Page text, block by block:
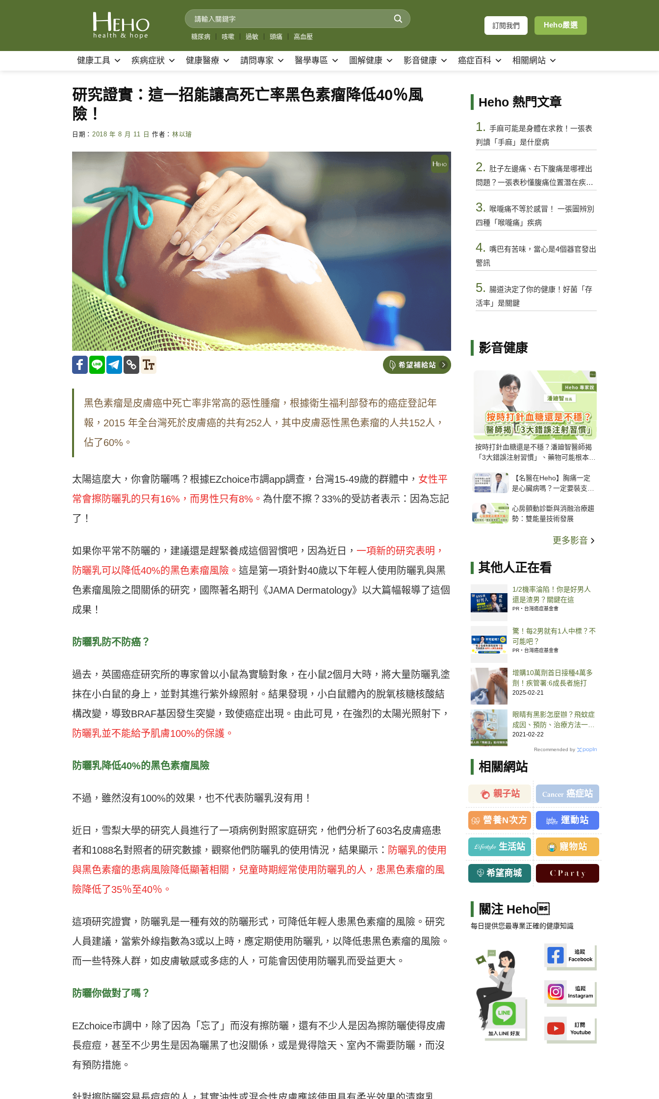
糖尿病 咳嗽 過敏 頭痛 高血壓
訂閱我們 Heho嚴選
健康工具 疾病症狀 健康醫療 請問專家 醫學專區 圖解健康 影音健康 癌症百科 相關網站
研究證實：這一招能讓高死亡率黑色素瘤降低40％風
險！
日期： 2018 年 8 月 11 日 作者： 林以璿
黑色素瘤是皮膚癌中死亡率非常高的惡性腫瘤，根據衛生福利部發布的癌症登記年
報，2015 年全台灣死於皮膚癌的共有252人，其中皮膚惡性黑色素瘤的人共152人，
佔了60%。
太陽這麼大，你會防曬嗎？根據EZchoice市調app調查，台灣15-49歲的群體中， 女性平
常會擦防曬乳的只有16%，而男性只有8%。 為什麼不擦？33%的受訪者表示：因為忘記
了！
如果你平常不防曬的，建議還是趕緊養成這個習慣吧，因為近日， 一項新的研究表明，
防曬乳可以降低40%的黑色素瘤風險。 這是第一項針對40歲以下年輕人使用防曬乳與黑
色素瘤風險之間關係的研究，國際著名期刊《JAMA Dermatology》以大篇幅報導了這個
成果！
防曬乳防不防癌？
過去，英國癌症研究所的專家曾以小鼠為實驗對象，在小鼠2個月大時，將大量防曬乳塗
抹在小白鼠的身上，並對其進行紫外線照射。結果發現，小白鼠體內的脫氧核糖核酸結
構改變，導致BRAF基因發生突變，致使癌症出現。由此可見，在強烈的太陽光照射下，
防曬乳並不能給予肌膚100%的保護。
防曬乳降低40%的黑色素瘤風險
不過，雖然沒有100%的效果，也不代表防曬乳沒有用！
近日，雪梨大學的研究人員進行了一項病例對照家庭研究，他們分析了603名皮膚癌患
者和1088名對照者的研究數據，觀察他們防曬乳的使用情況，結果顯示： 防曬乳的使用
與黑色素瘤的患病風險降低顯著相關，兒童時期經常使用防曬乳的人，患黑色素瘤的風
險降低了35％至40％。
這項研究證實，防曬乳是一種有效的防曬形式，可降低年輕人患黑色素瘤的風險。研究
人員建議，當紫外線指數為3或以上時，應定期使用防曬乳，以降低患黑色素瘤的風險。
而一些特殊人群，如皮膚敏感或多痣的人，可能會因使用防曬乳而受益更大。
防曬你做對了嗎？
EZchoice市調中，除了因為「忘了」而沒有擦防曬，還有不少人是因為擦防曬使得皮膚
長痘痘，甚至不少男生是因為曬黑了也沒關係，或是覺得陰天、室內不需要防曬，而沒
有預防措施。
Heho 熱門文章
1. 手麻可能是身體在求救！一張表
判讀「手麻」是什麼病
2. 肚子左邊痛、右下腹痛是哪裡出
問題？一張表秒懂腹痛位置潛在疾病
3.
喉嚨痛不等於感冒！ 一張圖辨別
四種「喉嚨痛」疾病
4. 嘴巴有苦味，當心是4個器官發出
警訊
5. 腸道決定了你的健康！好菌「存
活率」是關鍵
影音健康
按時打針血糖還是不穩？潘廸智醫師揭
「3大錯誤注射習慣」、藥物可能根本沒
【名醫在Heho】胸痛一定
是心臟病嗎？一定要裝支
解析支架種類、風險與選擇
關鍵
心房顫動診斷與消融治療趨
勢：雙能量技術發展
更多影音
其他人正在看
1/2機率淪陷！你是好男人
還是渣男？關鍵在這
PR・台灣癌症基金會
驚！每2男就有1人中標？不
可能吧？
PR・台灣癌症基金會
增購10萬劑首日接種4萬多
劑！疾管署:6成長者施打
2025-02-21
眼睛有黑影怎麼辦？飛蚊症
成因、預防、治療方法一次
看
2021-02-22
Recommended by
相關網站
親子站 癌症站
營養N次方 運動站
生活站 寵物站
希望商城
關注 Heho
每日提供您最專業正確的健康知識